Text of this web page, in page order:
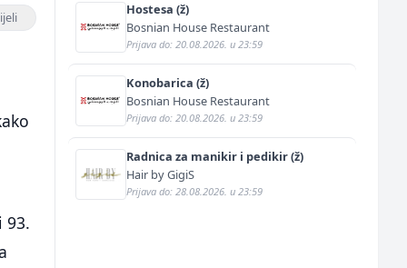
93.
Hostesa (ž)
Bosnian House Restaurant
Prijava do: 20.08.2026. u 23:59
Konobarica (ž)
Bosnian House Restaurant
Prijava do: 20.08.2026. u 23:59
Radnica za manikir i pedikir (ž)
Hair by GigiS
Prijava do: 28.08.2026. u 23:59